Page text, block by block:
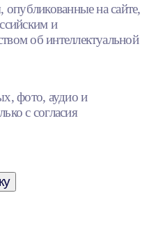
на сайте,
и
об интеллектуальной
фото, аудио и
с согласия